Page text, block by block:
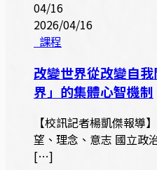
04/16
2026/04/16
課程
改變世界從改變自
界」的集體心智機制
【校訊記者楊凱傑報
望、理念、意志 國立政
[…]